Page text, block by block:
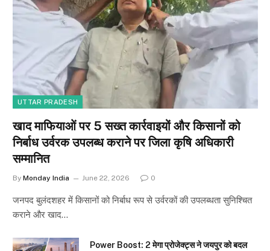
UTTAR PRADESH
खाद माफियाओं पर 5 सख्त कार्रवाइयों और किसानों को
निर्बाध उर्वरक उपलब्ध कराने पर जिला कृषि अधिकारी
सम्मानित
By Monday India June 22, 2026 0
जनपद बुलंदशहर में किसानों को निर्बाध रूप से उर्वरकों की उपलब्धता सुनिश्चित
कराने और खाद…
Power Boost: 2 मेगा प्रोजेक्ट्स ने जयपुर को बदल